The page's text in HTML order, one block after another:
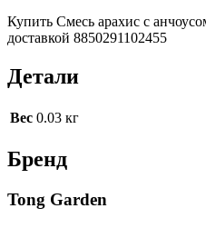
Купить Смесь арахис с
доставкой 8850291102455
Детали
Вес 0.03 кг
Бренд
Tong Garden